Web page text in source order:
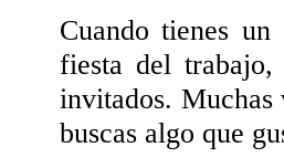
Cuando tienes
fiesta del trabajo,
invitados. Muchas
buscas algo que